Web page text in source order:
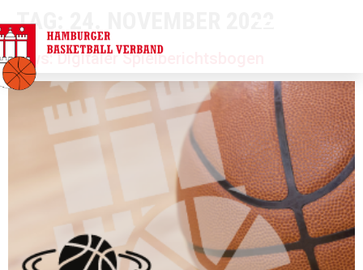
TAG:
News: Digitaler Spielberichtsbogen